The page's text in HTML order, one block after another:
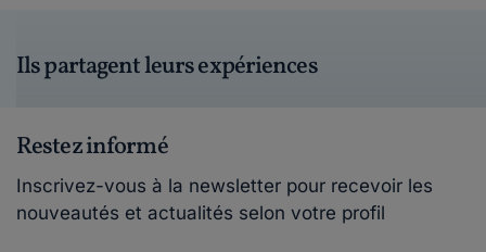
Ils partagent leurs expériences
Restez informé
Inscrivez-vous à la newsletter pour recevoir les
nouveautés et actualités selon votre profil